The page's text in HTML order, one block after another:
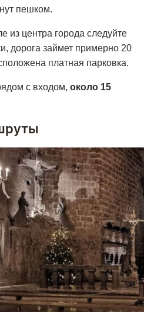
пешком.
из центра города следуйте
дорога займет примерно 20
платная парковка.
с входом, около 15